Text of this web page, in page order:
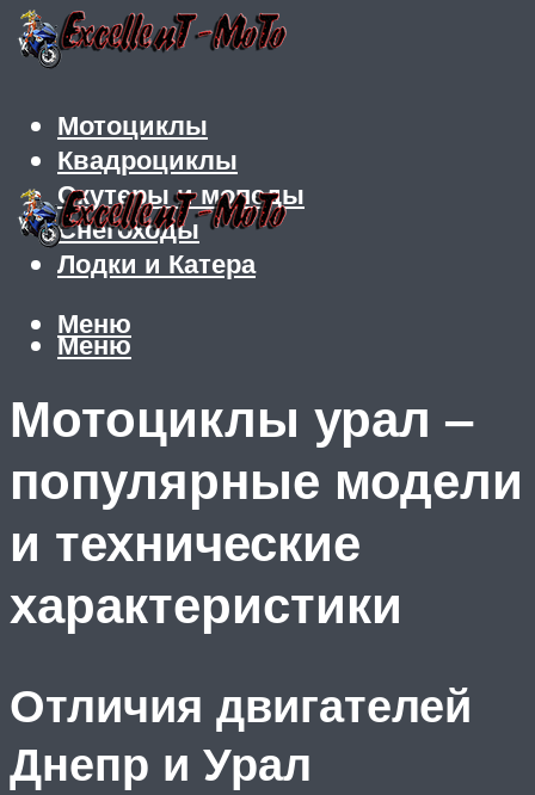
Мотоциклы
Квадроциклы
Скутеры и мопеды
Снегоходы
Лодки и Катера
Меню
Меню
Мотоциклы урал ‒
популярные модели
и технические
характеристики
Отличия двигателей
Днепр и Урал